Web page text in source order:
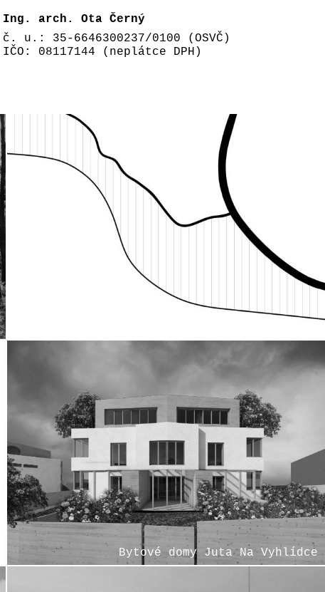
Ing. arch. Ota Černý
č. u.: 35-6646300237/0100 (OSVČ)
IČO: 08117144 (neplátce DPH)
Bytové domy Juta Na Vyhlídce